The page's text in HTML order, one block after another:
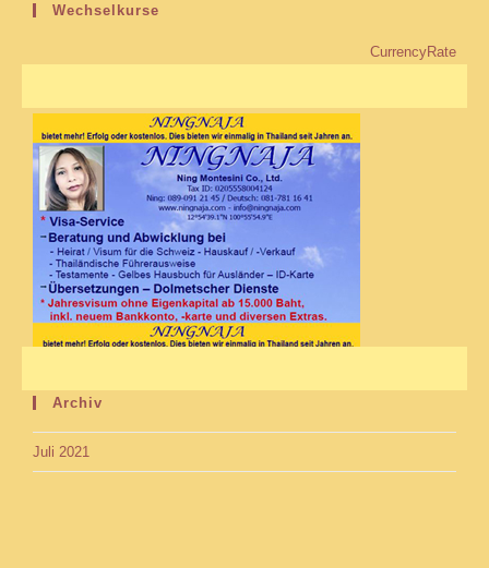
Wechselkurse
CurrencyRate
Archiv
Juli 2021